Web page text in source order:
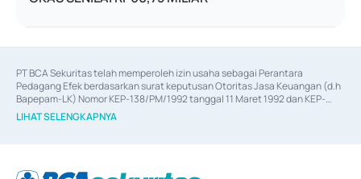
PT BCA Sekuritas telah memperoleh izin usaha sebagai Perantara
Pedagang Efek berdasarkan surat keputusan Otoritas Jasa Keuangan (d.h
Bapepam-LK) Nomor KEP-138/PM/1992 tanggal 11 Maret 1992 dan KEP-
06/D.04/2014 tanggal 28 Februari 2014, izin usaha sebagai Penjamin Emisi
Efek berdasarkan surat keputusan Otoritas Jasa Keuangan Nomor KEP-
berdasarkan surat keputusan Otoritas Jasa Keuangan Nomor S-
LIHAT SELENGKAPNYA